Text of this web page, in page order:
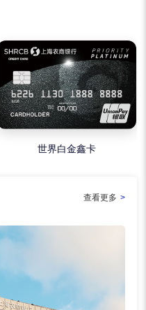
世界白金鑫卡
查看更多 >